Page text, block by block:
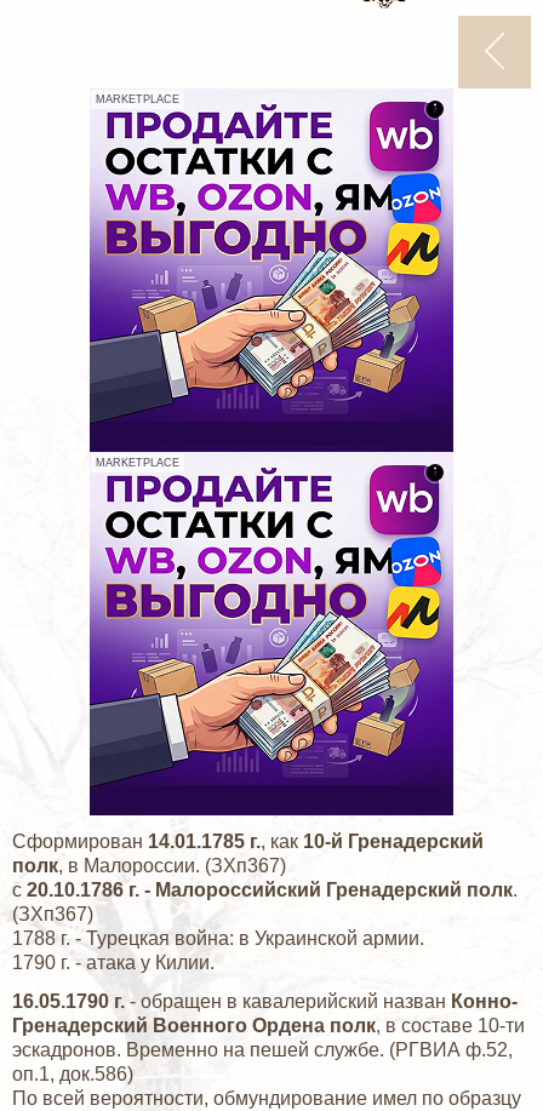
MARKETPLACE
MARKETPLACE
Сформирован 14.01.1785 г., как 10-й Гренадерский
полк, в Малороссии. (ЗХп367)
с 20.10.1786 г. - Малороссийский Гренадерский полк.
(ЗХп367)
1788 г. - Турецкая война: в Украинской армии.
1790 г. - атака у Килии.
16.05.1790 г. - обращен в кавалерийский назван Конно-
Гренадерский Военного Ордена полк, в составе 10-ти
эскадронов. Временно на пешей службе. (РГВИА ф.52,
оп.1, док.586)
По всей вероятности, обмундирование имел по образцу